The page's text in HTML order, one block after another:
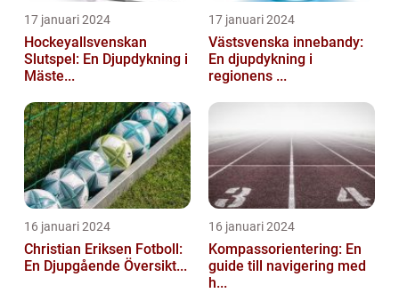
17 januari 2024
Hockeyallsvenskan
Slutspel: En Djupdykning i
Mäste...
17 januari 2024
Västsvenska innebandy:
En djupdykning i
regionens ...
16 januari 2024
Christian Eriksen Fotboll:
En Djupgående Översikt...
16 januari 2024
Kompassorientering: En
guide till navigering med
h...